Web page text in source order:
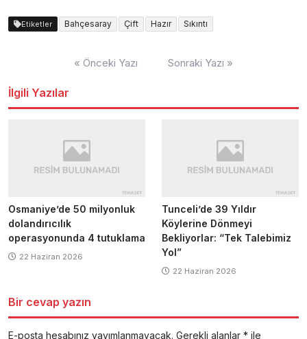
Etiketler Bahçesaray Çift Hazır Sıkıntı
« Önceki Yazı Sonraki Yazı »
İlgili Yazılar
Osmaniye’de 50 milyonluk
dolandırıcılık
operasyonunda 4 tutuklama
22 Haziran 2026
Tunceli’de 39 Yıldır
Köylerine Dönmeyi
Bekliyorlar: “Tek Talebimiz
Yol”
22 Haziran 2026
Bir cevap yazın
E-posta hesabınız yayımlanmayacak. Gerekli alanlar * ile